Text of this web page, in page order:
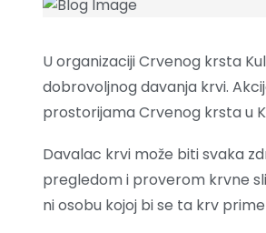
U organizaciji Crvenog krsta
dobrovoljnog davanja krvi.
prostorijama Crvenog krsta u
Davalac krvi može biti svaka
pregledom i proverom krvne
ni osobu kojoj bi se ta krv